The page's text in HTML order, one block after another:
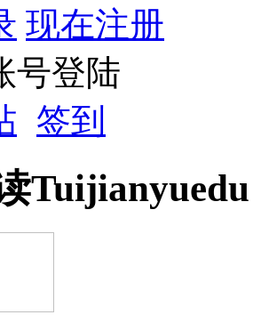
现在注册
号登陆
签到
Tuijianyuedu